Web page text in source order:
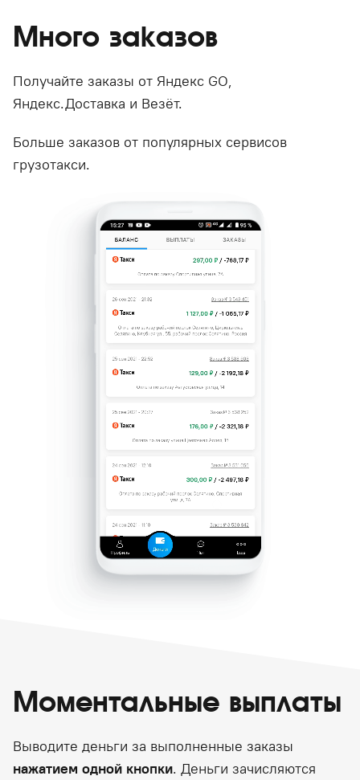
Много заказов
Получайте заказы от Яндекс GO,
Яндекс.Доставка и Везёт.
Больше заказов от популярных сервисов
грузотакси.
Моментальные выплаты
Выводите деньги за выполненные заказы
нажатием одной кнопки. Деньги зачисляются